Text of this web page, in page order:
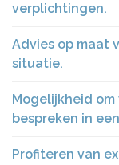
verplichtingen.
Advies op maat
situatie.
Mogelijkheid
bespreken in
Profiteren van